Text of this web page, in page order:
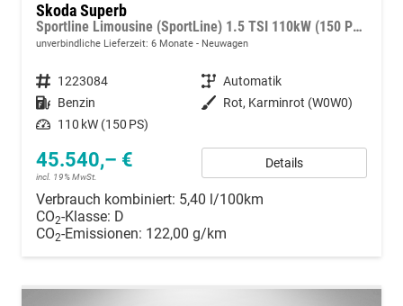
Skoda Superb
Sportline Limousine (SportLine) 1.5 TSI 110kW (150 PS) 7-Gang DSG
unverbindliche Lieferzeit: 6 Monate Neuwagen
Fahrzeugnummer 1223084 Getriebe Automatik
Kraftstoff Benzin Außenfarbe Rot, Karminrot (W0W0)
Leistung 110 kW (150 PS)
45.540,– €
incl. 19% MwSt.
Details
Verbrauch kombiniert: 5,40 l/100km
CO2-Klasse: D
CO2-Emissionen: 122,00 g/km